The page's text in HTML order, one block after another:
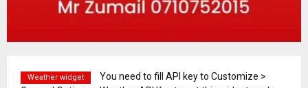
Weather widget
You need to fill API key to Customize >